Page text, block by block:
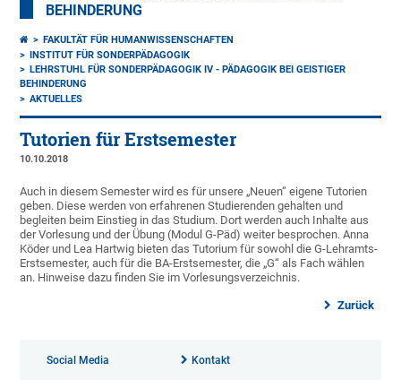
BEHINDERUNG
FAKULTÄT FÜR HUMANWISSENSCHAFTEN
INSTITUT FÜR SONDERPÄDAGOGIK
LEHRSTUHL FÜR SONDERPÄDAGOGIK IV - PÄDAGOGIK BEI GEISTIGER
BEHINDERUNG
AKTUELLES
Tutorien für Erstsemester
10.10.2018
Auch in diesem Semester wird es für unsere „Neuen“ eigene Tutorien
geben. Diese werden von erfahrenen Studierenden gehalten und
begleiten beim Einstieg in das Studium. Dort werden auch Inhalte aus
der Vorlesung und der Übung (Modul G-Päd) weiter besprochen. Anna
Köder und Lea Hartwig bieten das Tutorium für sowohl die G-Lehramts-
Erstsemester, auch für die BA-Erstsemester, die „G“ als Fach wählen
an. Hinweise dazu finden Sie im Vorlesungsverzeichnis.
Zurück
Social Media Kontakt